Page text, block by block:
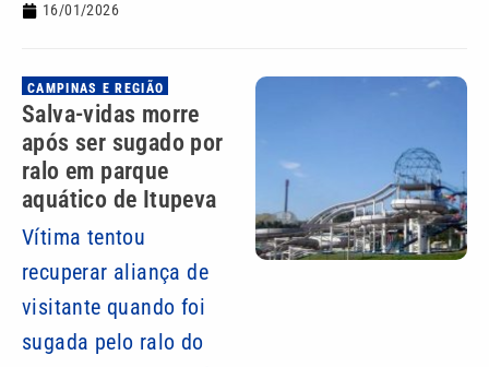
16/01/2026
CAMPINAS E REGIÃO
Salva-vidas morre
após ser sugado por
ralo em parque
aquático de Itupeva
Vítima tentou
recuperar aliança de
visitante quando foi
sugada pelo ralo do